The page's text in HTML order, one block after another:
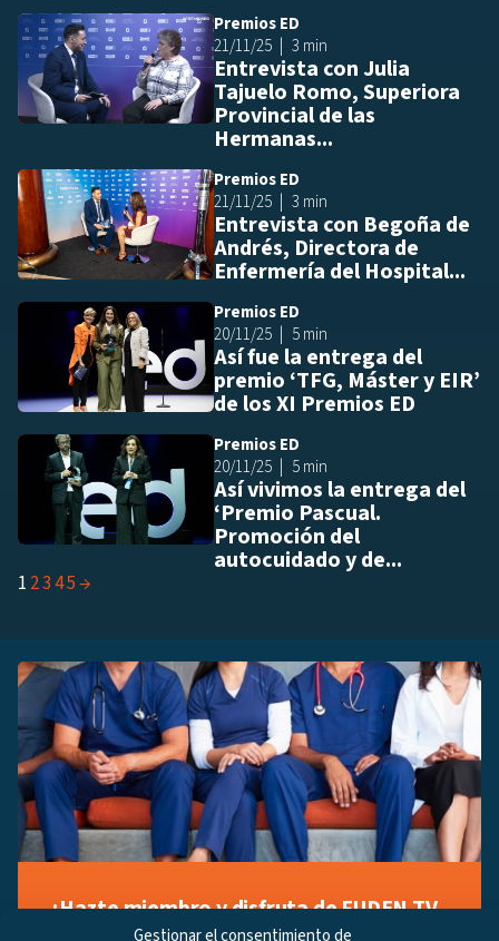
Gestionar el consentimiento de
Premios ED
21/11/25
3 min
Entrevista con Julia
Tajuelo Romo, Superiora
Provincial de las
Hermanas...
Premios ED
21/11/25
3 min
Entrevista con Begoña de
Andrés, Directora de
Enfermería del Hospital...
Premios ED
20/11/25
5 min
Así fue la entrega del
premio ‘TFG, Máster y EIR’
de los XI Premios ED
Premios ED
20/11/25
5 min
Así vivimos la entrega del
‘Premio Pascual.
Promoción del
autocuidado y de...
1 2345→
¡Hazte miembro y disfruta de FUDEN TV